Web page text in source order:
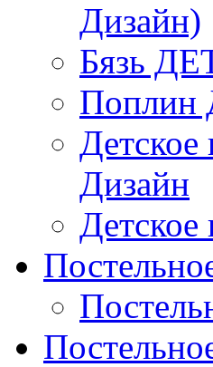
Дизайн)
Бязь
Детское
Дизайн
Детское